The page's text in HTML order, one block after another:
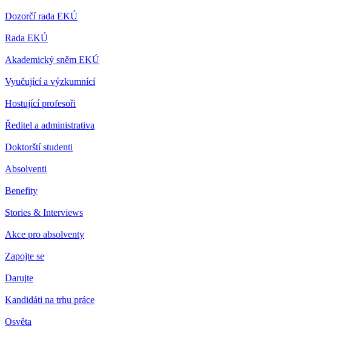
Dozorčí rada EKÚ
Rada EKÚ
Akademický sněm EKÚ
Vyučující a výzkumnící
Hostující profesoři
Ředitel a administrativa
Doktorští studenti
Absolventi
Benefity
Stories & Interviews
Akce pro absolventy
Zapojte se
Darujte
Kandidáti na trhu práce
Osvěta